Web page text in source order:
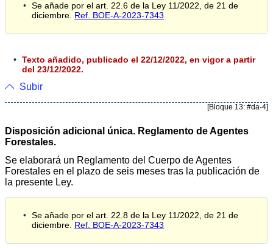
Se añade por el art. 22.6 de la Ley 11/2022, de 21 de
diciembre. Ref. BOE-A-2023-7343
Texto añadido, publicado el 22/12/2022, en vigor a partir
del 23/12/2022.
Subir
[Bloque 13: #da-4]
Disposición adicional única. Reglamento de Agentes
Forestales.
Se elaborará un Reglamento del Cuerpo de Agentes
Forestales en el plazo de seis meses tras la publicación de
la presente Ley.
Se añade por el art. 22.8 de la Ley 11/2022, de 21 de
diciembre. Ref. BOE-A-2023-7343